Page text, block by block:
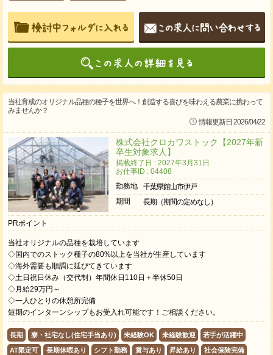
当社育成のオリジナル品種の種子を世界へ！創造する喜びを味わえる農業に携わって
みませんか？
情報更新日 2026/04/22
株式会社クロカワストック【2027年新
卒生対象求人】
掲載終了日 : 2027年3月31日
お仕事ID : 04408
勤務地
千葉県館山市伊戸
期間
長期（期間の定めなし）
PRポイント
当社オリジナルの品種を栽培しています
◇国内でのストック種子の80%以上を当社が生産しています
◇海外需要も順調に延びてきています
◇土日祝日休み（交代制）年間休日110日＋半休50日
◇月給29万円～
◇一人ひとりの休憩所完備
短期のインターンシップもお受入れ可能です！ご相談ください。
長期 寮・社宅なし(住宅手当あり) 未経験OK 未経験歓迎 若手が活躍中
AT限定可 長期休暇あり シフト勤務 賞与あり 昇給あり 社会保険完備